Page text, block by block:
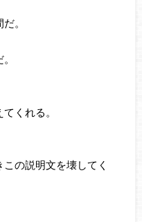
。
くれる。
の説明文を壊してく